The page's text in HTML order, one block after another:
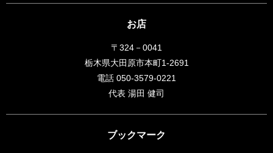
お店
〒324－0041
栃木県大田原市本町1-2691
電話 050-3579-0221
代表 湯田 健司
ブックマーク